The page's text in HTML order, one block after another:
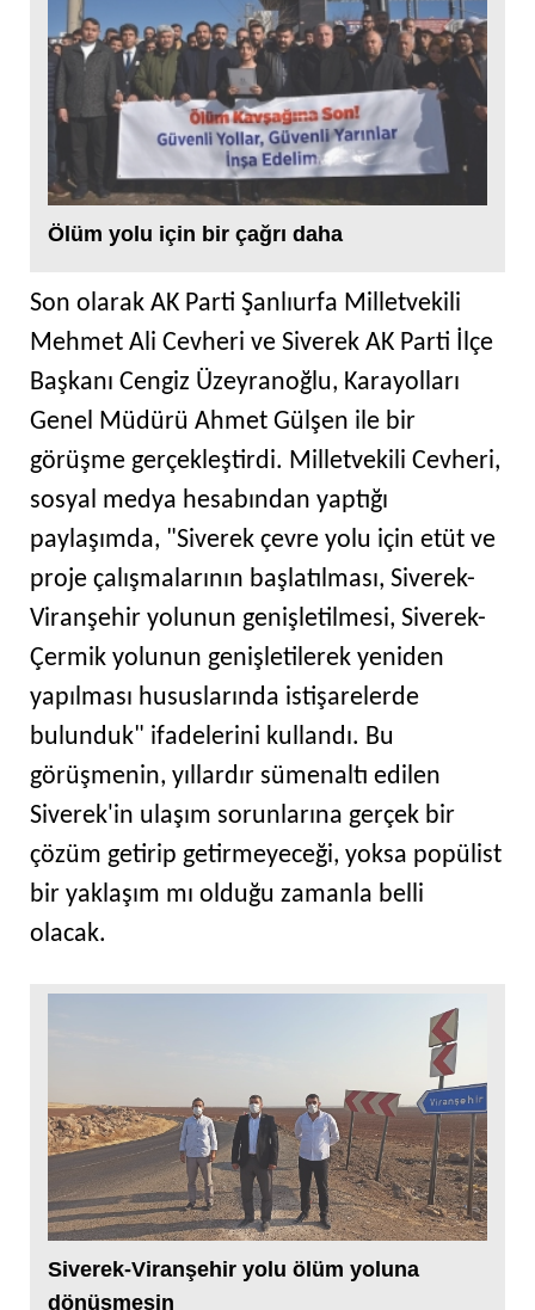
Ölüm yolu için bir çağrı daha
Son olarak AK Parti Şanlıurfa Milletvekili
Mehmet Ali Cevheri ve Siverek AK Parti İlçe
Başkanı Cengiz Üzeyranoğlu, Karayolları
Genel Müdürü Ahmet Gülşen ile bir
görüşme gerçekleştirdi. Milletvekili Cevheri,
sosyal medya hesabından yaptığı
paylaşımda, "Siverek çevre yolu için etüt ve
proje çalışmalarının başlatılması, Siverek-
Viranşehir yolunun genişletilmesi, Siverek-
Çermik yolunun genişletilerek yeniden
yapılması hususlarında istişarelerde
bulunduk" ifadelerini kullandı. Bu
görüşmenin, yıllardır sümenaltı edilen
Siverek'in ulaşım sorunlarına gerçek bir
çözüm getirip getirmeyeceği, yoksa popülist
bir yaklaşım mı olduğu zamanla belli
olacak.
​Siverek-Viranşehir yolu ölüm yoluna
dönüşmesin